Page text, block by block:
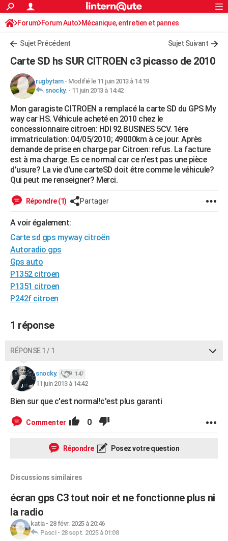
ACTUALITÉS
Politique
Société
Faits Divers
Education
Monde
Villes
+
FINANCE
Retraite
Impôts
Epargne
Immobilier
Risques naturels par ville
Banque
Assurance
Crédit
AUTO
Essais
Réserver un essai
Citadines
Berlines
SUV
Forum auto
+HIGH-TECH
Mobiles
Meilleur smartphone
Internet
Ordinateurs
Jeux vidéo
Guide high-tech
+BRICOLAGE
Forum
Aménagement intérieur
Extérieur
Cuisine
Salle de bains
Jardinage
Rangement
WEEK-END
Guides de France
Escapades
Patrimoine
Expositions
Musées
Week-end nature
+LIFESTYLE
Art de vivre
Bien-être
Loisirs
Mode
Modes de vie
SANTE
VOYAGE
Destinations
City break
Voyage nature
Voyage de noces
Forum
Climat
+PHOTO
GUIDES D'ACHAT
BONS PLANS
CARTE DE VOEUX
Carte de Noël
Carte Bonne année
Carte Saint-Valentin
Carte Pâques
Carte d'anniversaire
DICTIONNAIRE
S'inscrire
Se connecter
Lycées
Collèges
Primaires
Universités
Entreprises
Service militaire
Avis de recherche
AVIS DE DÉCÈS
FORUM
Bricolage
Lifestyle
Culture
Sport
Auto
Television
Voyage
Cinema
Rechercher
S'inscrire
Connexion
Forum Forum Auto Mécanique, entretien et pannes
Autoradio / Système embarqué, CB
Sujet Précédent Sujet Suivant
Carte SD hs SUR CITROEN c3 picasso de 2010
rugbytarn- Modifié le 11 juin 2013 à 14:19
snocky. - 11 juin 2013 à 14:42
Mon garagiste CITROEN a remplacé la carte SD du GPS My
way car HS. Véhicule acheté en 2010 chez le
concessionnaire citroen: HDI 92 BUSINES 5CV. 1ére
immatriculation: 04/05/2010; 49000km à ce jour. Après
demande de prise en charge par Citroen: refus. La facture
est à ma charge. Es ce normal car ce n'est pas une pièce
d'usure? La vie d'une carteSD doit être comme le véhicule?
Qui peut me renseigner? Merci.
Répondre (1) Partager
A voir également:
Carte sd gps myway citroën
Autoradio gps
Gps auto
P1352 citroen
P1351 citroen
P242f citroen
1 réponse
RÉPONSE 1 / 1
snocky. 147
11 juin 2013 à 14:42
Bien sur que c'est normal!c'est plus garanti
Commenter 0
Répondre Posez votre question
Discussions similaires
écran gps C3 tout noir et ne fonctionne plus ni
la radio
katia- 28 févr. 2025 à 20:46
Pasci- 28 sept. 2025 à 01:08